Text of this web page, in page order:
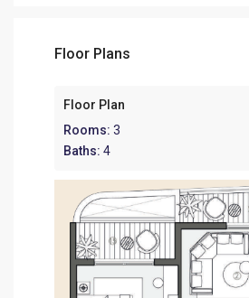
Floor Plans
Floor Plan
Rooms:3
Baths: 4